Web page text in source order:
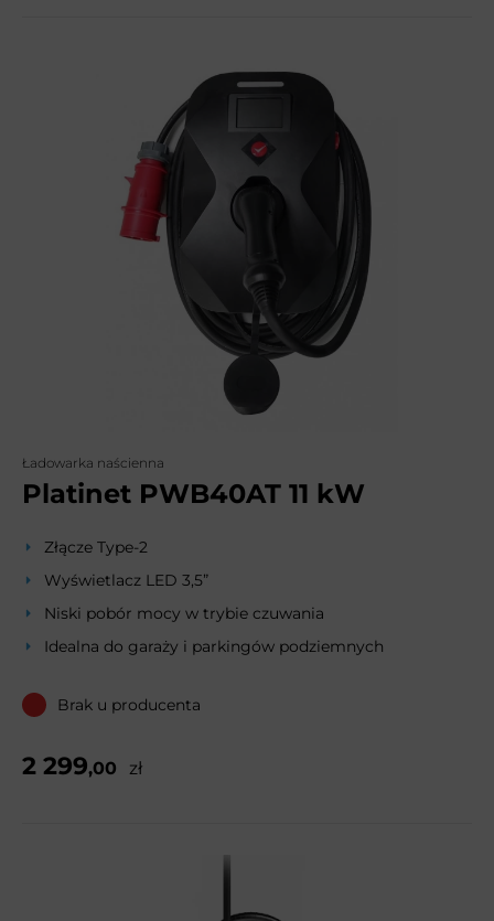
Ładowarka naścienna
Platinet PWB40AT 11 kW
Złącze Type-2
Wyświetlacz LED 3,5”
Niski pobór mocy w trybie czuwania
Idealna do garaży i parkingów podziemnych
Brak u producenta
2 299,00 zł